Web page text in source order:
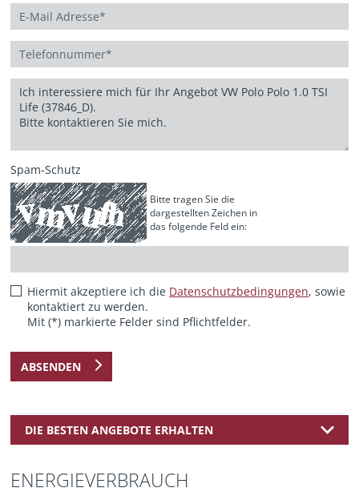
Spam-Schutz
Bitte tragen Sie die
dargestellten Zeichen in
das folgende Feld ein:
Hiermit akzeptiere ich die Datenschutzbedingungen, sowie
kontaktiert zu werden.
Mit (*) markierte Felder sind Pflichtfelder.
ABSENDEN
DIE BESTEN ANGEBOTE ERHALTEN
ENERGIEVERBRAUCH